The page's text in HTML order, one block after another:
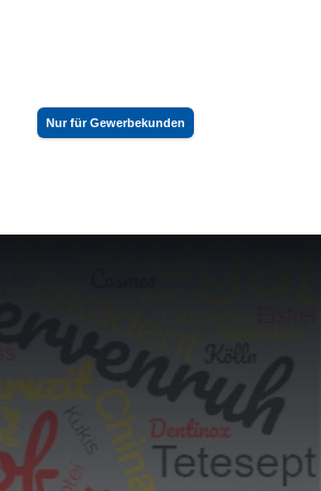
Nur für Gewerbekunden